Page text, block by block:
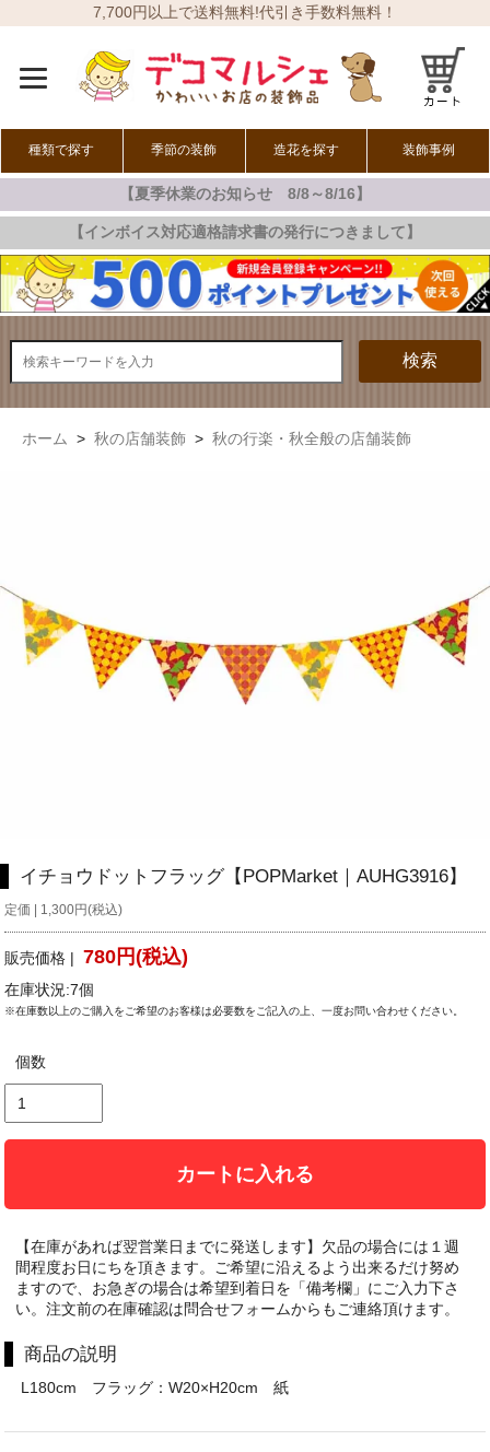
7,700円以上で送料無料!代引き手数料無料！
種類で探す 季節の装飾
春の装飾
夏の装飾
秋の装飾
冬の装飾
オールシーズン
造花を探す 装飾事例
【夏季休業のお知らせ 8/8～8/16】
【インボイス対応適格請求書の発行につきまして】
検索
ホーム > 秋の店舗装飾 > 秋の行楽・秋全般の店舗装飾
イチョウドットフラッグ【POPMarket｜AUHG3916】
定価 | 1,300円(税込)
販売価格 |780円(税込)
在庫状況:7個
※在庫数以上のご購入をご希望のお客様は必要数をご記入の上、一度お問い合わせください。
個数
カートに入れる
【在庫があれば翌営業日までに発送します】欠品の場合には１週
間程度お日にちを頂きます。ご希望に沿えるよう出来るだけ努め
ますので、お急ぎの場合は希望到着日を「備考欄」にご入力下さ
い。注文前の在庫確認は問合せフォームからもご連絡頂けます。
商品の説明
L180cm フラッグ：W20×H20cm 紙